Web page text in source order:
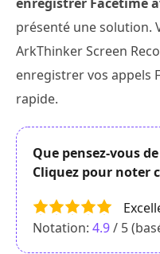
présenté une solution.
ArkThinker Screen
enregistrer vos appels
rapide.
Que pensez-vous
Cliquez pour noter
Notation: 4.9/ 5